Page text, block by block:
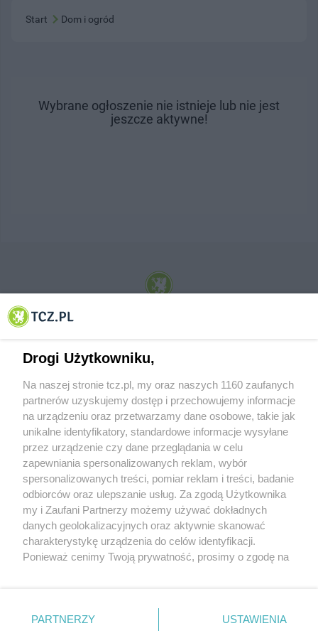
Start Dom i ogród
Wybrane ogłoszenie nie istnieje lub nie jest
jeszcze aktywne!
© 2001-2026 Tczew - TCZ.PL Sp. z o.o. Internetowy Serwis Informacyjny Miasta
O FIRMIE POLITYKA PRYWATNOŚCI HOSTING
REKLAMA WSPÓŁPRACA RSS FACEBOOK KONTAKT
Nasze serwisy
Aktualności
Tcz24
Historia miasta
Muzyka i kultura
Archiwum wydarzeń
Zdjęcia miasta
Drogi Użytkowniku,
Na naszej stronie tcz.pl, my oraz naszych 1160 zaufanych
partnerów uzyskujemy dostęp i przechowujemy informacje
na urządzeniu oraz przetwarzamy dane osobowe, takie jak
unikalne identyfikatory, standardowe informacje wysyłane
przez urządzenie czy dane przeglądania w celu
zapewniania spersonalizowanych reklam, wybór
spersonalizowanych treści, pomiar reklam i treści, badanie
odbiorców oraz ulepszanie usług. Za zgodą Użytkownika
my i Zaufani Partnerzy możemy używać dokładnych
danych geolokalizacyjnych oraz aktywnie skanować
charakterystykę urządzenia do celów identyfikacji.
Ponieważ cenimy Twoją prywatność, prosimy o zgodę na
znajdujący się w lewym dolnym rogu strony
. Niektóre
PARTNERZY USTAWIENIA